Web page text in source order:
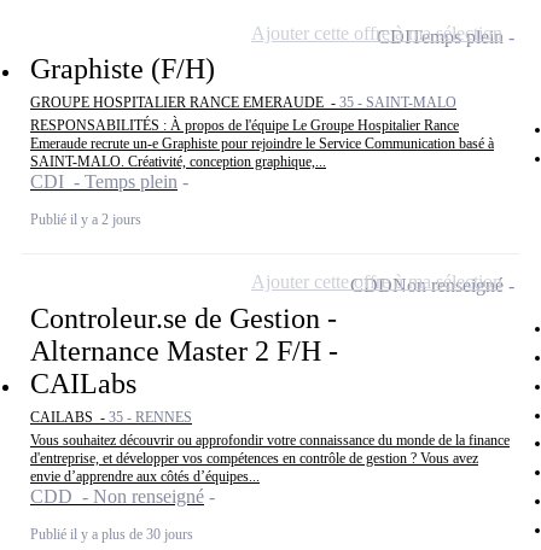
Graphiste (F/H)
GROUPE HOSPITALIER RANCE EMERAUDE - 35 - SAINT-MALO
RESPONSABILITÉS : À propos de l'équipe Le Groupe Hospitalier Rance
Emeraude recrute un-e Graphiste pour rejoindre le Service Communication basé à
SAINT-MALO. Créativité, conception graphique,...
CDI - Temps plein
Publié il y a 2 jours
CDITemps plein
Ajouter cette offre à ma sélection
Controleur.se de Gestion -
Alternance Master 2 F/H -
CAILabs
CAILABS - 35 - RENNES
Vous souhaitez découvrir ou approfondir votre connaissance du monde de la finance
d'entreprise, et développer vos compétences en contrôle de gestion ? Vous avez
envie d’apprendre aux côtés d’équipes...
CDD - Non renseigné
Publié il y a plus de 30 jours
CDDNon renseigné
Ajouter cette offre à ma sélection